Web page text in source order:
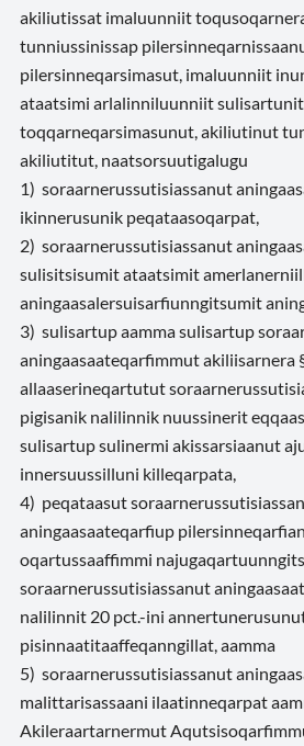
akiliutissat imaluunniit
tunniussinissap
pilersinneqarsimasut, imaluunniit
ataatsimi arlalinniluunniit
toqqarneqarsimasunut, akiliutinut
akiliutitut, naatsorsuutigalugu
1) soraarnerussutisiassanut
ikinnerusunik peqataasoqarpat,
2) soraarnerussutisiassanut
sulisitsisumit ataatsimit
aningaasalersuisarfiunngitsumit
3) sulisartup aamma sulisartup
aningaasaateqarfimmut akiliisarnera
allaaserineqartutut
pigisanik nalilinnik nuussinerit
sulisartup sulinermi akissarsiaanut
innersuussilluni killeqarpata,
4) peqataasut
aningaasaateqarfiup
oqartussaaffimmi
soraarnerussutisiassanut
nalilinnit 20 pct.-ini
pisinnaatitaaffeqanngillat, aamma
5) soraarnerussutisiassanut
malittarisassaani ilaatinneqarpat
Akileraartarnermut